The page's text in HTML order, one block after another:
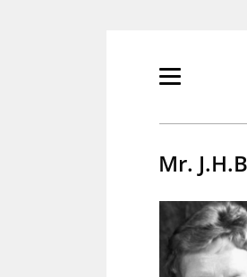
Primair
tonen/
Mr.